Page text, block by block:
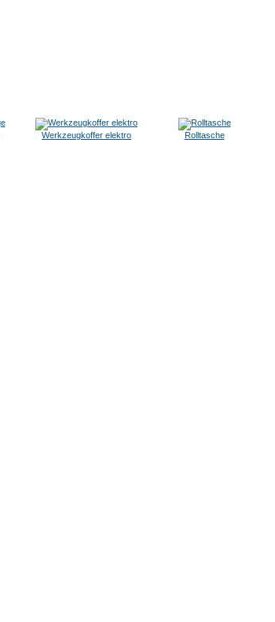
Werkzeugkoffer elektro Rolltasche